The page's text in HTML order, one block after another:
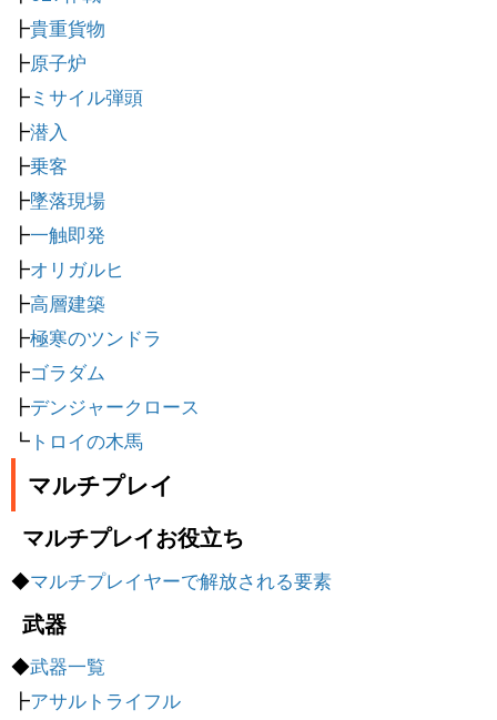
┣貴重貨物
┣原子炉
┣ミサイル弾頭
┣潜入
┣乗客
┣墜落現場
┣一触即発
┣オリガルヒ
┣高層建築
┣極寒のツンドラ
┣ゴラダム
┣デンジャークロース
┗ トロイの木馬
マルチプレイ
マルチプレイお役立ち
◆マルチプレイヤーで解放される要素
武器
◆武器一覧
┣アサルトライフル